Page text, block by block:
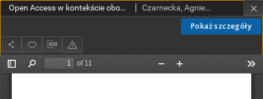
Pokaż szczegóły
Open Access w kontekście obowiązków sprawozdawczych bibliotek naukowych Czarnecka, Agnieszka; Lebioda, Szymon